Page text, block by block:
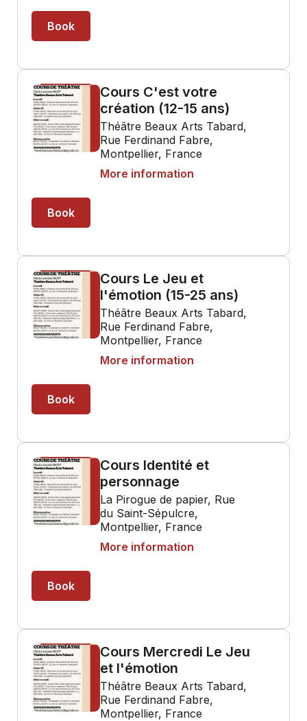
Book
Cours C'est votre
création (12-15 ans)
Théâtre Beaux Arts Tabard,
Rue Ferdinand Fabre,
Montpellier, France
More information
Book
Cours Le Jeu et
l'émotion (15-25 ans)
Théâtre Beaux Arts Tabard,
Rue Ferdinand Fabre,
Montpellier, France
More information
Book
Cours Identité et
personnage
La Pirogue de papier, Rue
du Saint-Sépulcre,
Montpellier, France
More information
Book
Cours Mercredi Le Jeu
et l'émotion
Théâtre Beaux Arts Tabard,
Rue Ferdinand Fabre,
Montpellier, France